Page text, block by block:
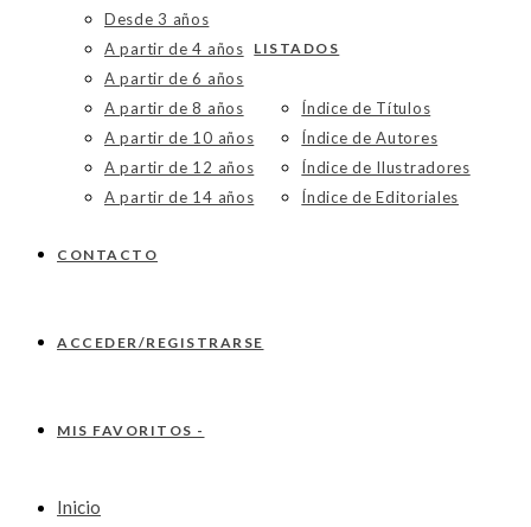
Desde 3 años
A partir de 4 años
A partir de 6 años
A partir de 8 años
A partir de 10 años
A partir de 12 años
A partir de 14 años
LISTADOS
Índice de Títulos
Índice de Autores
Índice de Ilustradores
Índice de Editoriales
CONTACTO
ACCEDER/REGISTRARSE
MIS FAVORITOS -
Inicio